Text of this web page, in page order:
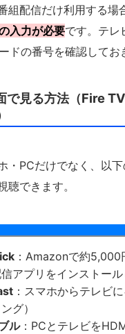
組配信だけ利用する場
入力が必要です。テレ
ドの番号を確認してお
で見る方法（Fire
・PCだけでなく、以
聴できます。
：Amazonで約5,000
アプリをインストー
：スマホからテレビ
グ）
ル：PCとテレビを